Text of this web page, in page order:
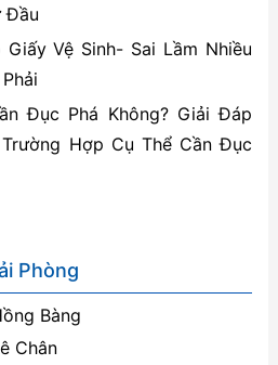
Đầu
Vệ Sinh- Sai Lầm Nhiều
Đục Phá Không? Giải Đáp
Hợp Cụ Thể Cần Đục
Phòng
Bàng
Chân